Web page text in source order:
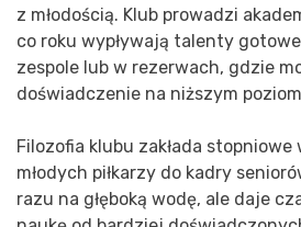
z młodością. Klub prowadzi
co roku wypływają talenty
zespole lub w rezerwach, gdzie
doświadczenie na niższym
Filozofia klubu zakłada
młodych piłkarzy do kadry
razu na głęboką wodę, ale daje